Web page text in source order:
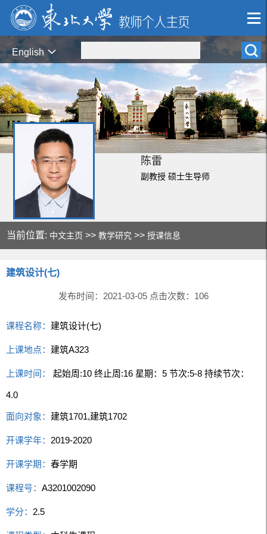
English
陈雷
副教授 硕士生导师
当前位置: 中文主页 >>教学研究 >>授课信息
建筑设计(七)
发布时间：2021-03-05 点击次数： 106
课程名称： 建筑设计(七)
上课地点： 建筑A323
上课时间： 起始周:10 终止周:16 星期：5 节次:5-8 持续节次：
4.0
面向对象： 建筑1701,建筑1702
开课学年： 2019-2020
开课学期：春学期
课程号：A3201002090
学分： 2.5